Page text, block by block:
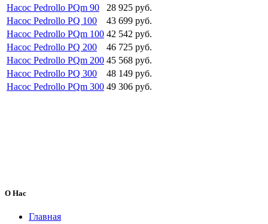
Насос Pedrollo PQm 90
28 925 руб.
Насос Pedrollo PQ 100
43 699 руб.
Насос Pedrollo PQm 100 42 542 руб.
Насос Pedrollo PQ 200
46 725 руб.
Насос Pedrollo PQm 200 45 568 руб.
Насос Pedrollo PQ 300
48 149 руб.
Насос Pedrollo PQm 300 49 306 руб.
О Нас
Главная